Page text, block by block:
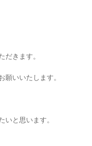
だきます。
願いいたします。
いと思います。